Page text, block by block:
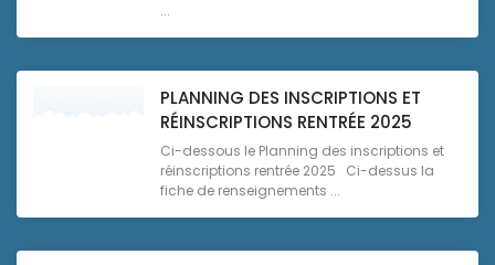
...
PLANNING DES INSCRIPTIONS ET
RÉINSCRIPTIONS RENTRÉE 2025
Ci-dessous le Planning des inscriptions et
réinscriptions rentrée 2025 Ci-dessus la
fiche de renseignements ...